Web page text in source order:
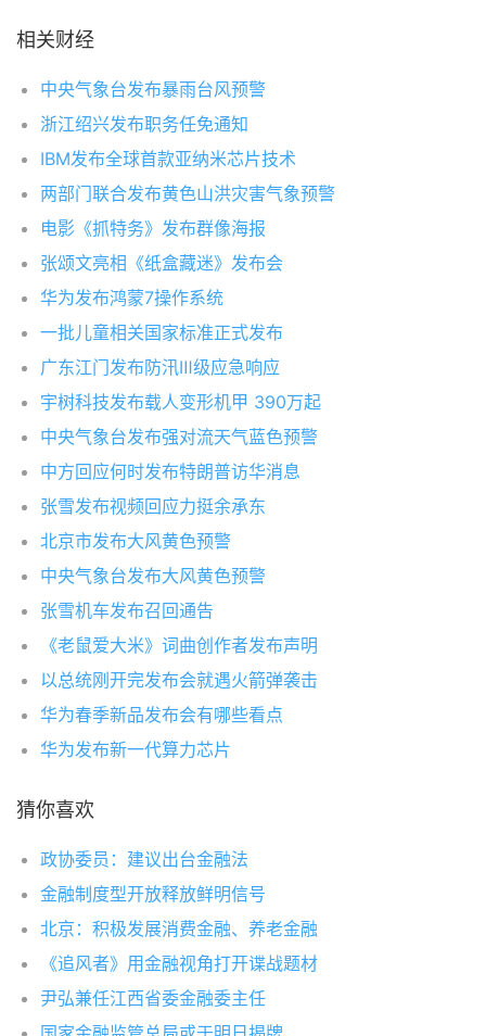
相关财经
中央气象台发布暴雨台风预警
浙江绍兴发布职务任免通知
IBM发布全球首款亚纳米芯片技术
两部门联合发布黄色山洪灾害气象预警
电影《抓特务》发布群像海报
张颂文亮相《纸盒藏迷》发布会
华为发布鸿蒙7操作系统
一批儿童相关国家标准正式发布
广东江门发布防汛Ⅲ级应急响应
宇树科技发布载人变形机甲 390万起
中央气象台发布强对流天气蓝色预警
中方回应何时发布特朗普访华消息
张雪发布视频回应力挺余承东
北京市发布大风黄色预警
中央气象台发布大风黄色预警
张雪机车发布召回通告
《老鼠爱大米》词曲创作者发布声明
以总统刚开完发布会就遇火箭弹袭击
华为春季新品发布会有哪些看点
华为发布新一代算力芯片
猜你喜欢
政协委员：建议出台金融法
金融制度型开放释放鲜明信号
北京：积极发展消费金融、养老金融
《追风者》用金融视角打开谍战题材
尹弘兼任江西省委金融委主任